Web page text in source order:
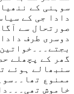
سوہنی کے
دادا جی کے
صورتحال سے
دوسری طرف
گھر کے پچھلے
سنبھالے ہوئے
ممنوع
خاموش